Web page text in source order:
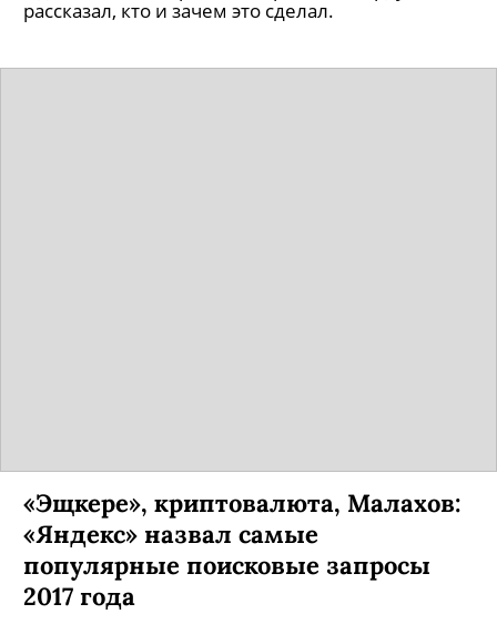
рассказал, кто и зачем это сделал.
«Эщкере», криптовалюта, Малахов:
«Яндекс» назвал самые
популярные поисковые запросы
2017 года